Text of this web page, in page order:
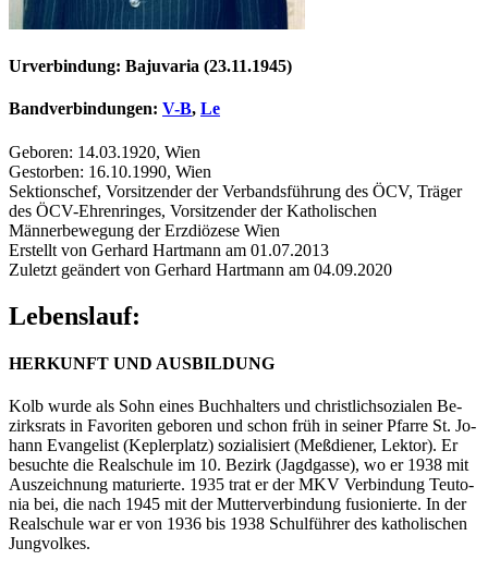
Urverbindung: Bajuvaria (23.11.1945)
Bandverbindungen: V-B, Le
Geboren: 14.03.1920, Wien
Gestorben: 16.10.1990, Wien
Sektionschef, Vorsitzender der Verbandsführung des ÖCV, Träger
des ÖCV-Ehrenringes, Vorsitzender der Katholischen
Männerbewegung der Erzdiözese Wien
Erstellt von Gerhard Hartmann am 01.07.2013
Zuletzt geändert von Gerhard Hartmann am 04.09.2020
Lebenslauf:
HERKUNFT UND AUSBILDUNG
Kolb wurde als Sohn eines Buch­hal­ters und christ­lich­so­zia­len Be­
zirks­rats in Fa­vo­ri­ten ge­bo­ren und schon früh in sei­ner Pfar­re St. Jo­
hann Evan­ge­list (Kep­ler­platz) so­zia­li­siert (Me­ß­die­ner, Lek­tor). Er
be­such­te die Re­al­schu­le im 10. Be­zirk (Jagd­gas­se), wo er 1938 mit
Aus­zeich­nung ma­tu­rier­te. 1935 trat er der MKV Ver­bin­dung Teu­to­
nia bei, die nach 1945 mit der Mut­ter­ver­bin­dung fu­sio­nier­te. In der
Re­al­schu­le war er von 1936 bis 1938 Schul­füh­rer des ka­tho­li­schen
Jung­vol­kes.